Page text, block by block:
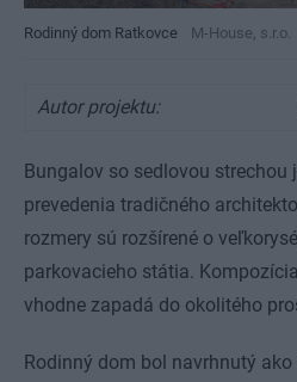
Rodinný dom Ratkovce M-House, s.r.o.
Autor projektu:
Bungalov so sedlovou strechou
prevedenia tradičného
rozmery sú rozšírené o
parkovacieho státia.
vhodne zapadá do okolitého
Rodinný dom bol navrhnutý